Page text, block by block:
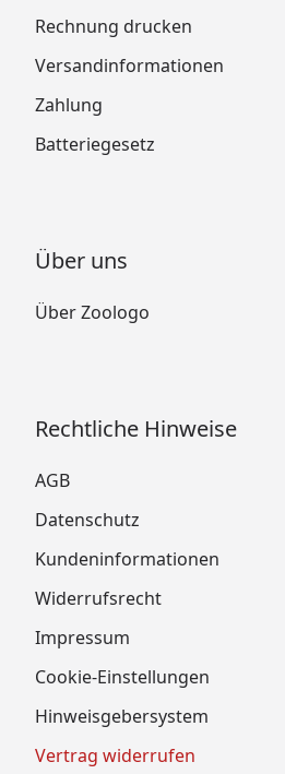
Rechnung drucken
Versandinformationen
Zahlung
Batteriegesetz
Über uns
Über Zoologo
Rechtliche Hinweise
AGB
Datenschutz
Kundeninformationen
Widerrufsrecht
Impressum
Cookie-Einstellungen
Hinweisgebersystem
Vertrag widerrufen